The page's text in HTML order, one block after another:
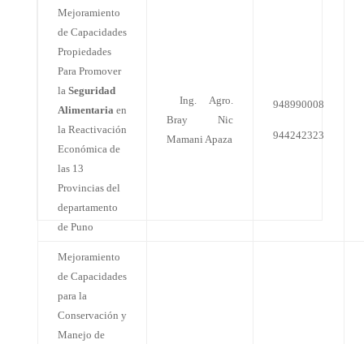
Mejoramiento
de Capacidades
Propiedades
Para Promover
la Seguridad
Alimentaria en
la Reactivación
Económica de
las 13
Provincias del
departamento
de Puno
Ing. Agro.
Bray Nic
Mamani Apaza
948990008
944242323
Mejoramiento
de Capacidades
para la
Conservación y
Manejo de